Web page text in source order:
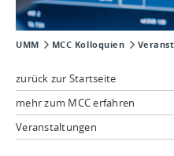
UMM MCC Kolloquien
zurück zur Startseite
mehr zum MCC erfahren
Veranstaltungen